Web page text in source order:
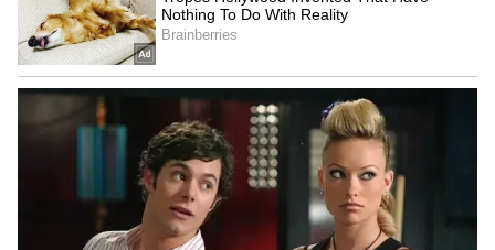
టమాటా ముక్కలు, చింతపండు వేసి మెత్తగా అయ్యే వరకు
ఉడికించాలి.
చల్లారిన తర్వాత ఉప్పు వేసి మిక్సీలో మెత్తగా గ్రైండ్
చేయాలి. మరో పాన్‌లో కొద్దిగా నూనె వేసి ఆవాలు, జీలకర్ర,
ఎండుమిర్చి, కరివేపాకుతో తాలింపు చేసి చట్నీలో కలపాలి.
అంతే టమాట చట్నీ రెడీ.